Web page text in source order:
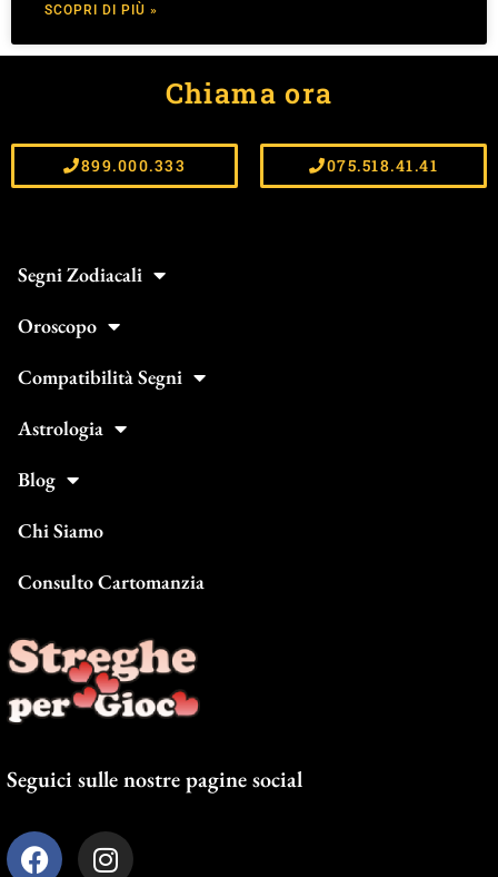
SCOPRI DI PIÙ »
Chiama ora
899.000.333 075.518.41.41
Segni Zodiacali
Oroscopo
Compatibilità Segni
Astrologia
Blog
Chi Siamo
Consulto Cartomanzia
Seguici sulle nostre pagine social
F
I